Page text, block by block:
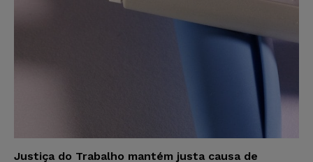
Justiça do Trabalho mantém justa causa de